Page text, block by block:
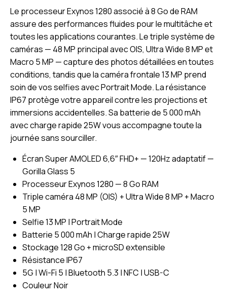
Le processeur Exynos 1280 associé à 8 Go de RAM
assure des performances fluides pour le multitâche et
toutes les applications courantes. Le triple système de
caméras — 48 MP principal avec OIS, Ultra Wide 8 MP et
Macro 5 MP — capture des photos détaillées en toutes
conditions, tandis que la caméra frontale 13 MP prend
soin de vos selfies avec Portrait Mode. La résistance
IP67 protège votre appareil contre les projections et
immersions accidentelles. Sa batterie de 5 000 mAh
avec charge rapide 25W vous accompagne toute la
journée sans sourciller.
Écran Super AMOLED 6,6″ FHD+ — 120Hz adaptatif —
Gorilla Glass 5
Processeur Exynos 1280 — 8 Go RAM
Triple caméra 48 MP (OIS) + Ultra Wide 8 MP + Macro
5 MP
Selfie 13 MP | Portrait Mode
Batterie 5 000 mAh | Charge rapide 25W
Stockage 128 Go + microSD extensible
Résistance IP67
5G | Wi-Fi 5 | Bluetooth 5.3 | NFC | USB-C
Couleur Noir